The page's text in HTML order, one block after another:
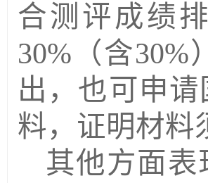
合测评成绩
30% （含30%
出，也可申
料，证明材料
其他方面